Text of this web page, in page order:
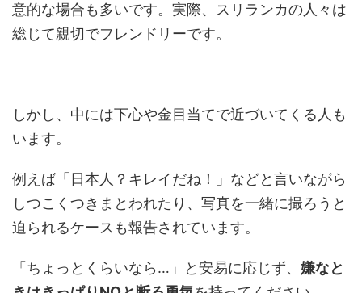
意的な場合も多いです。実際、スリランカの人々は
総じて親切でフレンドリーです。
しかし、中には下心や金目当てで近づいてくる人も
います。
例えば「日本人？キレイだね！」などと言いながら
しつこくつきまとわれたり、写真を一緒に撮ろうと
迫られるケースも報告されています。
「ちょっとくらいなら…」と安易に応じず、 嫌なと